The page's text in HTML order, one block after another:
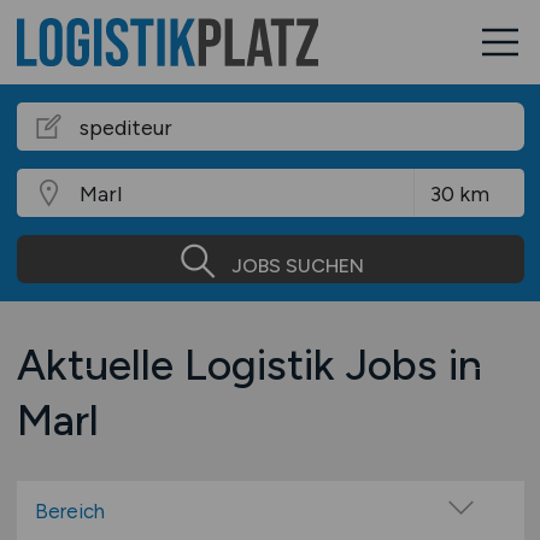
JOBS SUCHEN
Aktuelle Logistik Jobs in
Marl
Bereich